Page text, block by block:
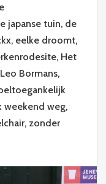
japanse tuin, de
, eelke droomt,
, Het
Leo Bormans,
weekend weg,
, zonder